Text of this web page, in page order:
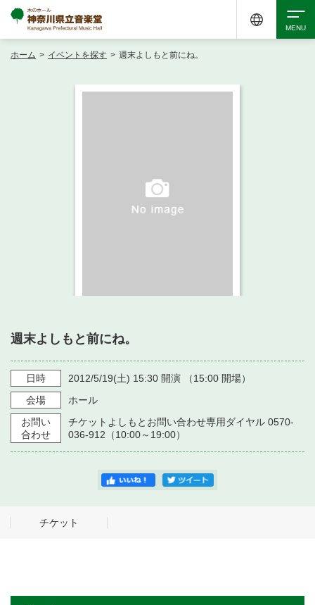
・ よくある質問
・ 施設を借りる
・ 空き状況
・ 抽選対象日
・ 利用料金
音楽堂について
・ 音楽堂のご案内
・ フロアマップ
・ 芸術参与
神奈川県立音楽堂
SNS
ホーム > イベントを探す > 週末よしもと前にね。
週末よしもと前にね。
日時 2012/5/19(土) 15:30 開演 （15:00 開場）
会場
ホール
お問い
合わせ
チケットよしもとお問い合わせ専用ダイヤル 0570-
036-912（10:00～19:00）
チケット